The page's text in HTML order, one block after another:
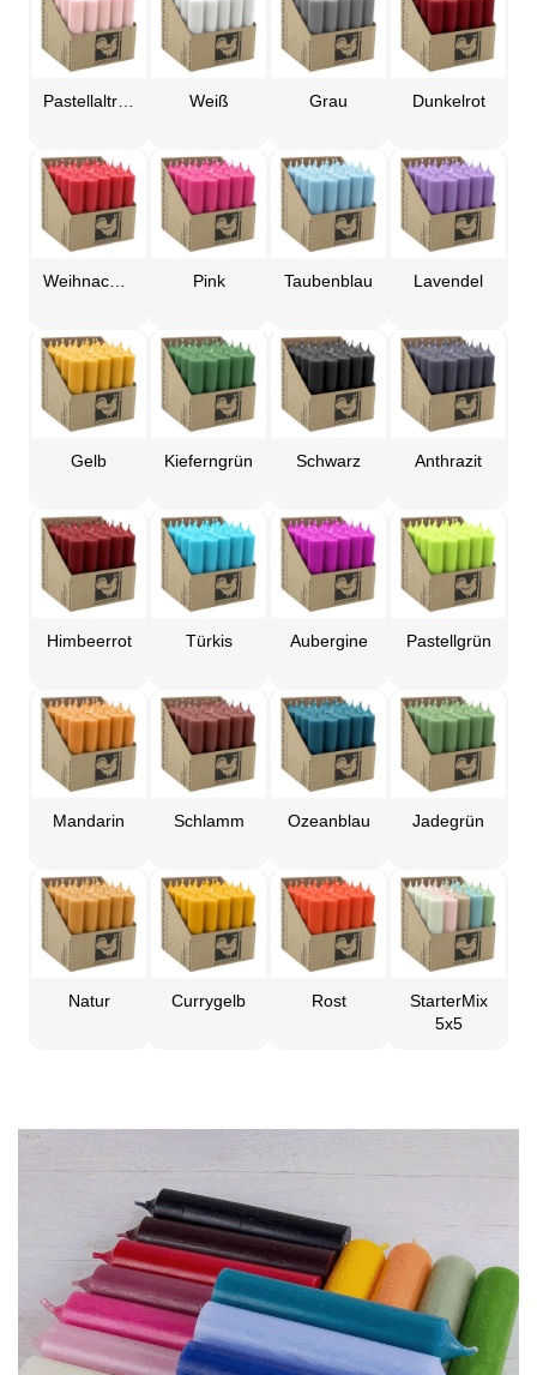
Weiß Grau Dunkelrot
Pink Taubenblau Lavendel
Gelb Kieferngrün Schwarz Anthrazit
Himbeerrot Türkis Aubergine Pastellgrün
Mandarin Schlamm Ozeanblau Jadegrün
Natur Currygelb Rost
StarterMix
5x5